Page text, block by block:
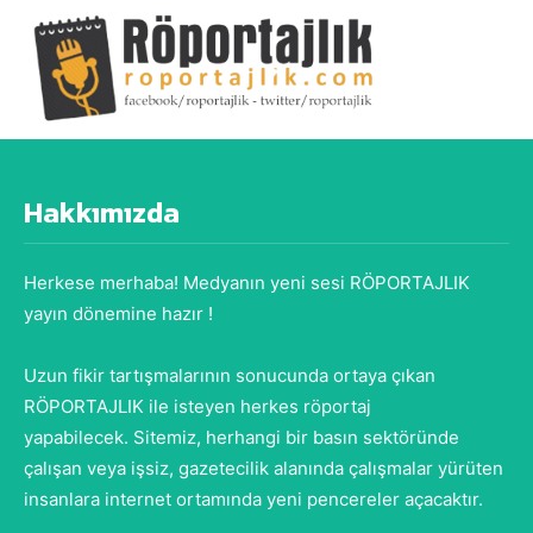
Hakkımızda
Herkese merhaba! Medyanın yeni sesi RÖPORTAJLIK
yayın dönemine hazır !
Uzun fikir tartışmalarının sonucunda ortaya çıkan
RÖPORTAJLIK ile isteyen herkes röportaj
yapabilecek. Sitemiz, herhangi bir basın sektöründe
çalışan veya işsiz, gazetecilik alanında çalışmalar yürüten
insanlara internet ortamında yeni pencereler açacaktır.